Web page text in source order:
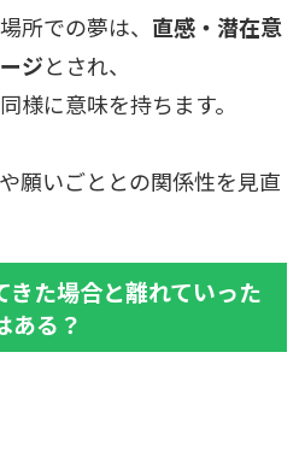
所での夢は、 直感・潜在意
ジとされ、
様に意味を持ちます。
願いごととの関係性を見直
きた場合と離れていった
ある？